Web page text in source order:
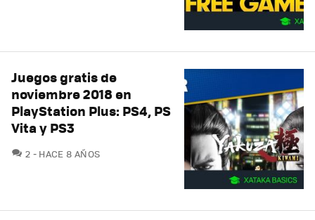
Juegos gratis de
noviembre 2018 en
PlayStation Plus: PS4, PS
Vita y PS3
2 COMENTARIOS
HACE 8 AÑOS